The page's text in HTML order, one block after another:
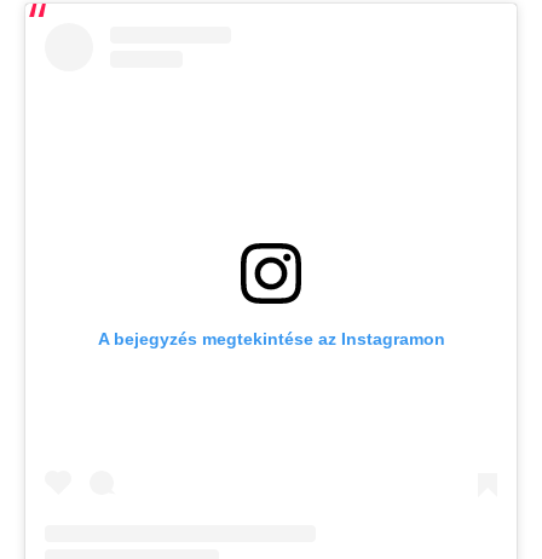
A bejegyzés megtekintése az Instagramon